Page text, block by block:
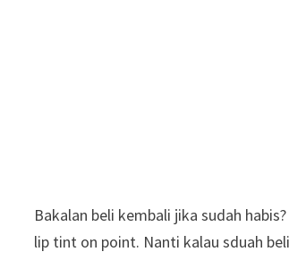
Bakalan beli kembali jika sudah
lip tint on point. Nanti kalau sduah